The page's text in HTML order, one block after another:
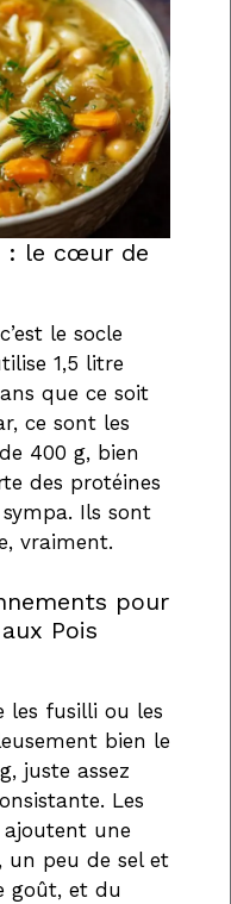
: le cœur de
le socle
1,5 litre
que ce soit
ce sont les
400 g, bien
des protéines
Ils sont
vraiment.
pour
Pois
les fusilli ou les
bien le
juste assez
Les
ajoutent une
un peu de sel et
goût, et du